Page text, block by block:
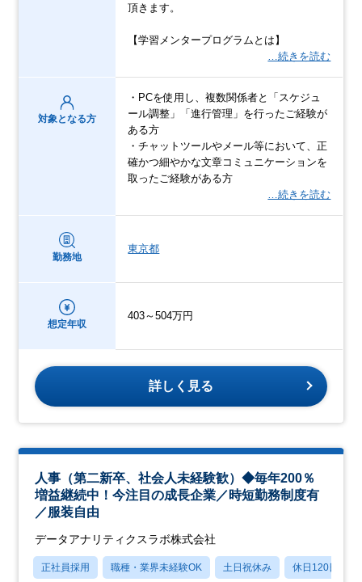
頂きます。
【学習メンタープログラムとは】
…続きを読む
対象となる方
・PCを使用し、複数関係者と「スケジュ
ール調整」「進行管理」を行ったご経験が
ある方
・チャットツールやメール等において、正
確かつ細やかな文章コミュニケーションを
取ったご経験がある方
…続きを読む
勤務地
東京都
想定年収
403～504万円
詳しく見る
人事（第二新卒、社会人未経験歓）◆毎年200％
増益継続中！今注目の成長企業／時短勤務制度有
／服装自由
データアナリティクスラボ株式会社
正社員採用 職種・業界未経験OK 土日祝休み 休日120日以上